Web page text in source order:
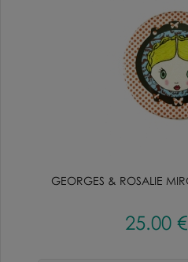
GEORGES & ROSALIE
25.00 €